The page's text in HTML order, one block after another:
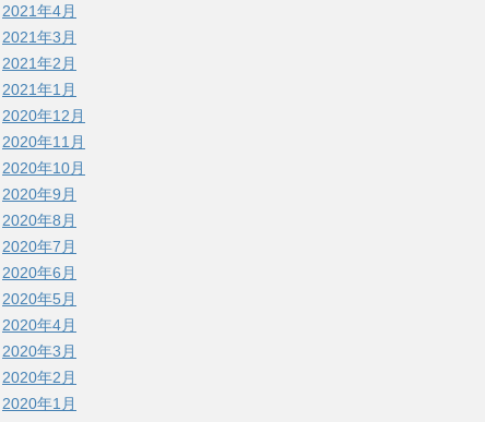
2021年4月
2021年3月
2021年2月
2021年1月
2020年12月
2020年11月
2020年10月
2020年9月
2020年8月
2020年7月
2020年6月
2020年5月
2020年4月
2020年3月
2020年2月
2020年1月